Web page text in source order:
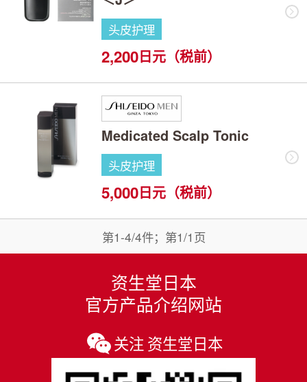
头皮护理
2,200日元（税前）
Medicated Scalp Tonic
头皮护理
5,000日元（税前）
第1-4/4件；第1/1页
资生堂日本
官方产品介绍网站
关注 资生堂日本